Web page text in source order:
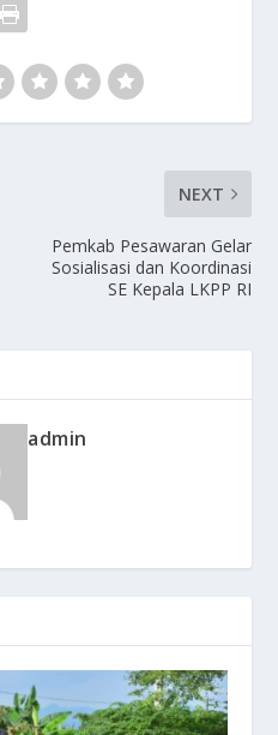
NEXT
Pemkab Pesawaran Gelar
Sosialisasi dan Koordinasi
SE Kepala LKPP RI
admin